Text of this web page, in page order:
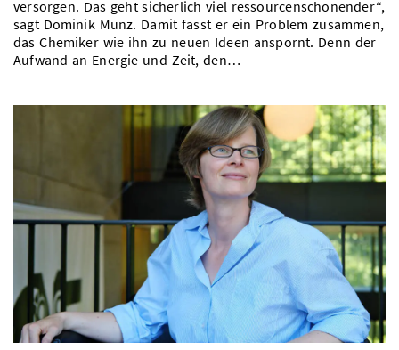
versorgen. Das geht sicherlich viel ressourcenschonender“,
sagt Dominik Munz. Damit fasst er ein Problem zusammen,
das Chemiker wie ihn zu neuen Ideen anspornt. Denn der
Aufwand an Energie und Zeit, den…